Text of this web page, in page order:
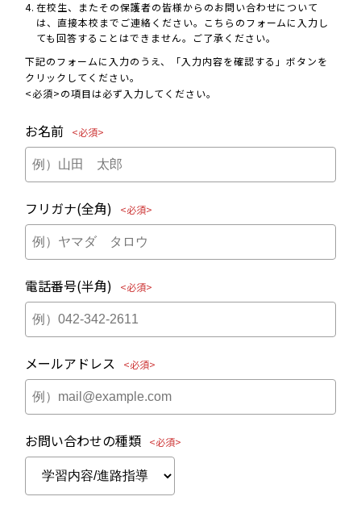
在校生、またその保護者の皆様からのお問い合わせについて
は、直接本校までご連絡ください。こちらのフォームに入力し
ても回答することはできません。ご了承ください。
下記のフォームに入力のうえ、「入力内容を確認する」ボタンを
クリックしてください。
<必須>の項目は必ず入力してください。
お名前 <必須>
フリガナ(全角) <必須>
電話番号(半角) <必須>
メールアドレス <必須>
お問い合わせの種類 <必須>